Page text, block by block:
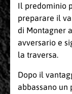
Il predominio
preparare il
di Montagner
avversario e
la traversa.
Dopo il
abbassano un